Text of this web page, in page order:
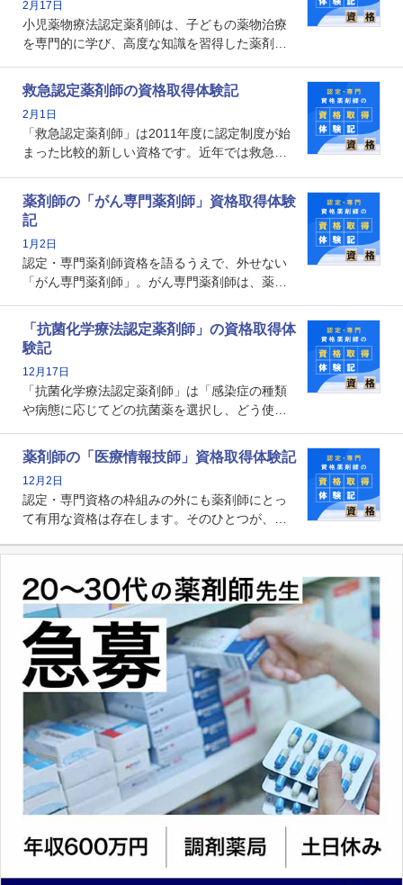
の証明になる資格と言えます。
2月17日
小児薬物療法認定薬剤師は、子どもの薬物治療
を専門的に学び、高度な知識を習得した薬剤師
や、特有の疾患、心理状況を理解し、専門性を
深めることで、子どもとその保護者に寄り添え
る存在です。今回はそんな小児薬物療法認定薬
剤師の取得体験記をご紹介します。
救急認定薬剤師の資格取得体験記
2月1日
「救急認定薬剤師」は2011年度に認定制度が始
まった比較的新しい資格です。近年では救急病
とから、救急認定薬剤師を目指す病院薬剤師も
増えているのではないでしょうか。今回はそん
な救急認定薬剤師の取得体験記をご紹介しま
す。
薬剤師の「がん専門薬剤師」資格取得体験
記
1月2日
認定・専門薬剤師資格を語るうえで、外せない
「がん専門薬剤師」。がん専門薬剤師は、薬剤
関する資格として、2009年に発足しました。薬
剤師の専門性を活かして高度化するがん医療に
貢献する姿は、今も病院薬剤師にとって一目置
かれる存在です。
「抗菌化学療法認定薬剤師」の資格取得体
験記
12月17日
「抗菌化学療法認定薬剤師」は「感染症の種類
や病態に応じてどの抗菌薬を選択し、どう使っ
る薬剤師です。現在、感染防止対策加算の施設
基準に専任の薬剤師配置が挙げられており、今
後は感染症領域で薬剤師に、より多くの役割が
求められる可能性もあります。
薬剤師の「医療情報技師」資格取得体験記
12月2日
認定・専門資格の枠組みの外にも薬剤師にとっ
て有用な資格は存在します。そのひとつが、
査データ、投薬歴など非常に多岐にわたる医療
データを利活用し、またシステム管理できるこ
とは、病院薬剤師を中心に大きな武器になりま
す。